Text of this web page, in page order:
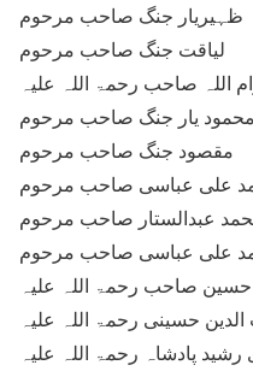
ظہیریار جنگ صاحب مرحوم
لیاقت جنگ صاحب مرحوم
اللہ صاحب رحمۃ اللہ علیہ
محمود یار جنگ صاحب مرحوم
مقصود جنگ صاحب مرحوم
علی عباسی صاحب مرحوم
عبدالستار صاحب مرحوم
علی عباسی صاحب مرحوم
حسین صاحب رحمۃ اللہ علیہ
حسینی رحمۃ اللہ علیہ
رشید پادشاہ رحمۃ اللہ علیہ